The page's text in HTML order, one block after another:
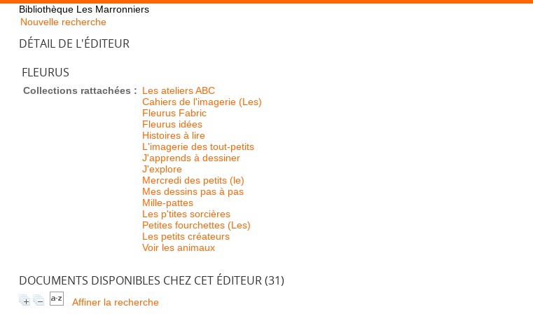
Bibliothèque Les Marronniers
Nouvelle recherche
DÉTAIL DE L'ÉDITEUR
FLEURUS
Collections rattachées : Les ateliers ABC
Cahiers de l'imagerie (Les)
Fleurus Fabric
Fleurus idées
Histoires à lire
L'imagerie des tout-petits
J'apprends à dessiner
J'explore
Mercredi des petits (le)
Mes dessins pas à pas
Mille-pattes
Les p'tites sorcières
Petites fourchettes (Les)
Les petits créateurs
Voir les animaux
DOCUMENTS DISPONIBLES CHEZ CET ÉDITEUR (31)
Affiner la recherche